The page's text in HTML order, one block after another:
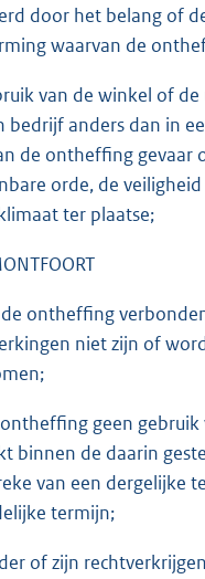
door het belang of
waarvan de
van de winkel of
bedrijf anders dan in
de ontheffing gevaar
orde, de
ter plaatse;
ontheffing
niet zijn of
geen
binnen de daarin
van een dergelijke
termijn;
of zijn